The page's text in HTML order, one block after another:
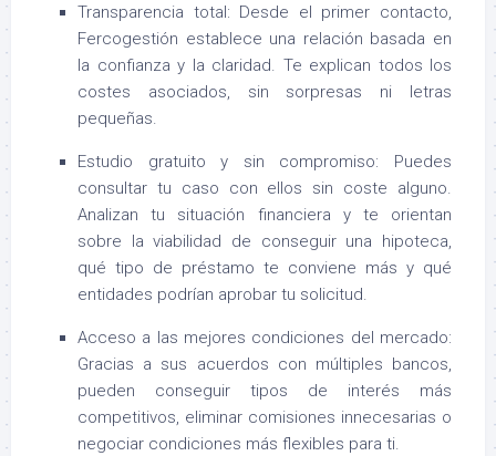
Transparencia total: Desde el primer contacto,
Fercogestión establece una relación basada en
la confianza y la claridad. Te explican todos los
costes asociados, sin sorpresas ni letras
pequeñas.
Estudio gratuito y sin compromiso: Puedes
consultar tu caso con ellos sin coste alguno.
Analizan tu situación financiera y te orientan
sobre la viabilidad de conseguir una hipoteca,
qué tipo de préstamo te conviene más y qué
entidades podrían aprobar tu solicitud.
Acceso a las mejores condiciones del mercado:
Gracias a sus acuerdos con múltiples bancos,
pueden conseguir tipos de interés más
competitivos, eliminar comisiones innecesarias o
negociar condiciones más flexibles para ti.